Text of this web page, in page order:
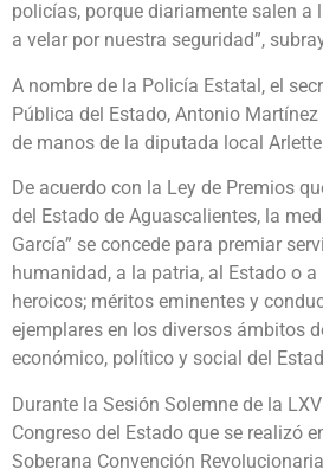
policías, porque diariamente salen a
a velar por nuestra seguridad”,
A nombre de la Policía Estatal, el
Pública del Estado, Antonio
de manos de la diputada local
De acuerdo con la Ley de Premios
del Estado de Aguascalientes, la
García” se concede para premiar
humanidad, a la patria, al Estado o
heroicos; méritos eminentes y
ejemplares en los diversos ámbitos
económico, político y social del
Durante la Sesión Solemne de la
Congreso del Estado que se realizó
Soberana Convención